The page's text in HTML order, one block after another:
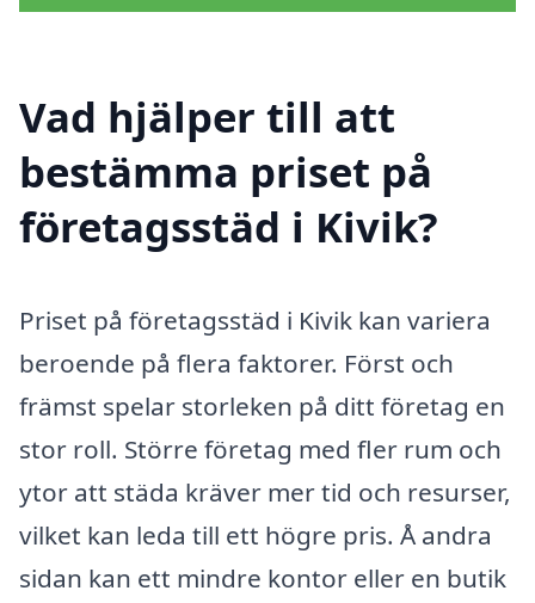
Vad hjälper till att
bestämma priset på
företagsstäd i Kivik?
Priset på företagsstäd i Kivik kan variera
beroende på flera faktorer. Först och
främst spelar storleken på ditt företag en
stor roll. Större företag med fler rum och
ytor att städa kräver mer tid och resurser,
vilket kan leda till ett högre pris. Å andra
sidan kan ett mindre kontor eller en butik